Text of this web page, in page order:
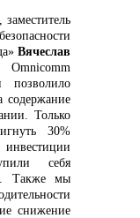
Вячеслав
содержание
Только
30%
себя
Также мы
снижение